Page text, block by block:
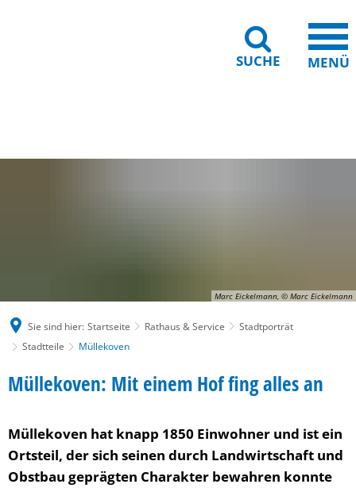
SUCHE MENÜ
Marc Eickelmann, © Marc Eickelmann
Sie sind hier: Startseite Rathaus & Service
Stadtporträt
Stadtteile
Müllekoven
Müllekoven
Müllekoven: Mit einem Hof fing alles an
Müllekoven hat knapp 1850 Einwohner und ist ein
Ortsteil, der sich seinen durch Landwirtschaft und
Obstbau geprägten Charakter bewahren konnte